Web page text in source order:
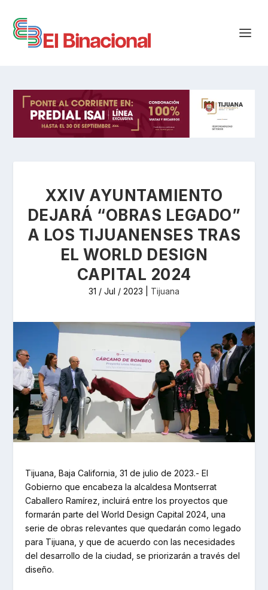
XXIV AYUNTAMIENTO
DEJARÁ “OBRAS LEGADO”
A LOS TIJUANENSES TRAS
EL WORLD DESIGN
CAPITAL 2024
31 / Jul / 2023 Tijuana
Tijuana, Baja California, 31 de julio de 2023.- El
Gobierno que encabeza la alcaldesa Montserrat
Caballero Ramírez, incluirá entre los proyectos que
formarán parte del World Design Capital 2024, una
serie de obras relevantes que quedarán como legado
para Tijuana, y que de acuerdo con las necesidades
del desarrollo de la ciudad, se priorizarán a través del
diseño.